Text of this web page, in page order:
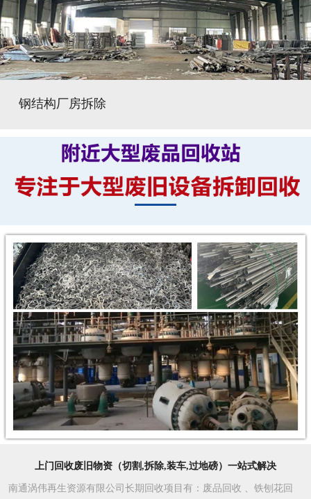
钢结构厂房拆除
上门回收废旧物资（切割,拆除,装车,过地磅）一站式解决
南通涡伟再生资源有限公司长期回收项目有：废品回收 、铁刨花回